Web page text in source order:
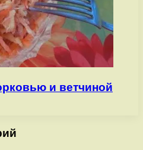
и ветчиной